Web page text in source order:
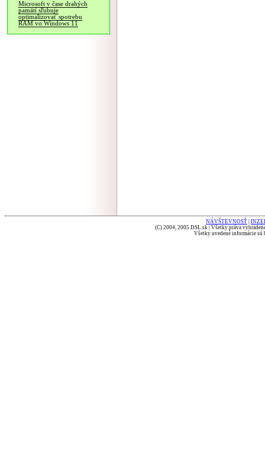
Microsoft v čase drahých
pamätí sľubuje
optimalizovať spotrebu
RAM vo Windows 11
NÁVŠTEVNOSŤ
(C) 2004, 2005 DSL.sk | Všetky práva
Všetky uvedené informácie sú